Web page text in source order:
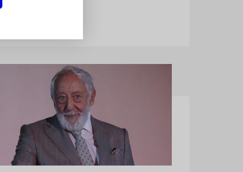
Daniel Killy